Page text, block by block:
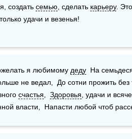
создать семью , сделать карьеру.
удачи и везенья!
я любимому деду
не ведал,  До сотни прожить
счастья Здоровья , удачи и
власти,  Напасти любой чтоб